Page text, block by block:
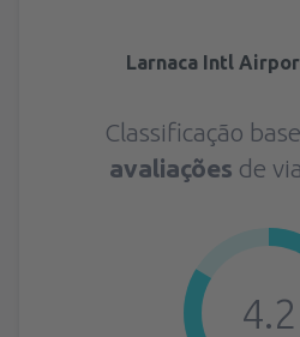
Larnaca Intl
Classificação
avaliações de
4.2